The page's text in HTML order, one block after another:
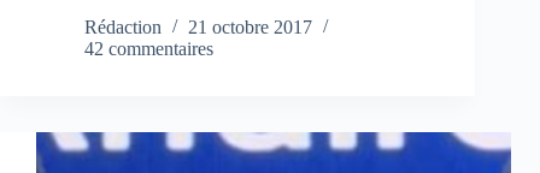
Rédaction
21 octobre 2017
42 commentaires